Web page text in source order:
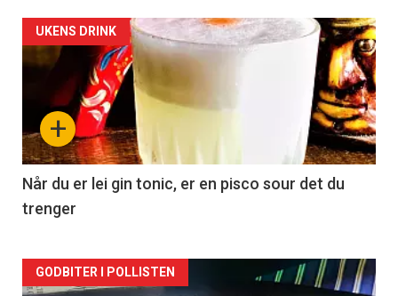
Forsiden
akkurat
nå
-
2
+
UKENS DRINK
Når du er lei gin tonic, er en pisco sour det du
trenger
Forsiden
GODBITER I POLLISTEN